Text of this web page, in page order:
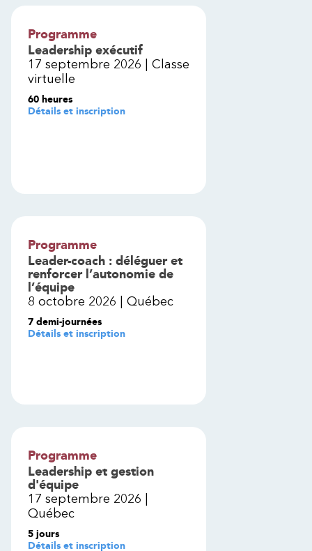
Programme
Leadership exécutif
17 septembre 2026 | Classe
virtuelle
60 heures
Détails et inscription
Programme
Leader-coach : déléguer et
renforcer l’autonomie de
l’équipe
8 octobre 2026 | Québec
7 demi-journées
Détails et inscription
Programme
Leadership et gestion
d'équipe
17 septembre 2026 |
Québec
5 jours
Détails et inscription